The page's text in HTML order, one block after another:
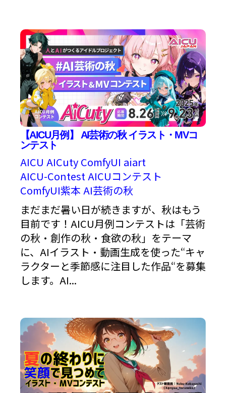
【AICU月例】 AI芸術の秋 イラスト・MVコ
ンテスト
AICU AICuty ComfyUI aiart
AICU-ContestAICUコンテスト
ComfyUI紫本 AI芸術の秋
まだまだ暑い日が続きますが、秋はもう
目前です！AICU月例コンテストは「芸術
の秋・創作の秋・食欲の秋」をテーマ
に、AIイラスト・動画生成を使った“キャ
ラクターと季節感に注目した作品“を募集
します。AI...